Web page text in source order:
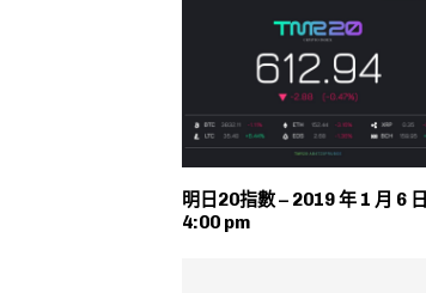
明日20指數 – 2019 年 1 月 6 日
4:00 pm